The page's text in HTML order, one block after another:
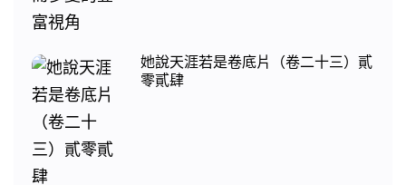
她說天涯若是卷底片（卷二十三）貳
零貳肆